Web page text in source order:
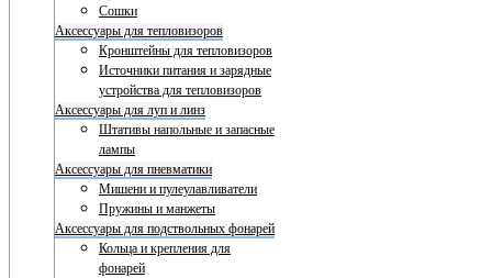
Сошки
Аксессуары для тепловизоров
Кронштейны для тепловизоров
Источники питания и зарядные
устройства для тепловизоров
Аксессуары для луп и линз
Штативы напольные и запасные
лампы
Аксессуары для пневматики
Мишени и пулеулавливатели
Пружины и манжеты
Аксессуары для подствольных фонарей
Кольца и крепления для
фонарей